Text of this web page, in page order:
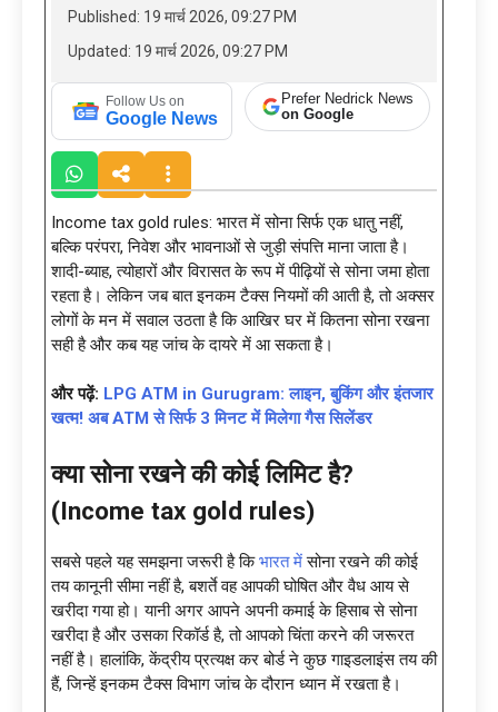
Published: 19 मार्च 2026, 09:27 PM
Updated: 19 मार्च 2026, 09:27 PM
Follow Us on
Google News
Prefer Nedrick News
on Google
Income tax gold rules: भारत में सोना सिर्फ एक धातु नहीं,
बल्कि परंपरा, निवेश और भावनाओं से जुड़ी संपत्ति माना जाता है।
शादी-ब्याह, त्योहारों और विरासत के रूप में पीढ़ियों से सोना जमा होता
रहता है। लेकिन जब बात इनकम टैक्स नियमों की आती है, तो अक्सर
लोगों के मन में सवाल उठता है कि आखिर घर में कितना सोना रखना
सही है और कब यह जांच के दायरे में आ सकता है।
और पढ़ें: LPG ATM in Gurugram: लाइन, बुकिंग और इंतजार
खत्म! अब ATM से सिर्फ 3 मिनट में मिलेगा गैस सिलेंडर
क्या सोना रखने की कोई लिमिट है?
(Income tax gold rules)
सबसे पहले यह समझना जरूरी है किभारत मेंसोना रखने की कोई
तय कानूनी सीमा नहीं है, बशर्ते वह आपकी घोषित और वैध आय से
खरीदा गया हो। यानी अगर आपने अपनी कमाई के हिसाब से सोना
खरीदा है और उसका रिकॉर्ड है, तो आपको चिंता करने की जरूरत
नहीं है। हालांकि, केंद्रीय प्रत्यक्ष कर बोर्ड ने कुछ गाइडलाइंस तय की
हैं, जिन्हें इनकम टैक्स विभाग जांच के दौरान ध्यान में रखता है।